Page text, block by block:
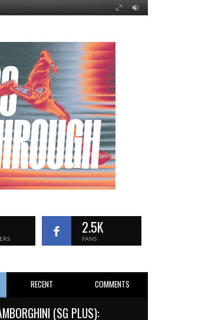
2.5K
FANS
RECENT COMMENTS
(SG PLUS):